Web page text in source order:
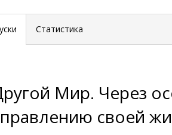
Статистика
Мир. Через
своей